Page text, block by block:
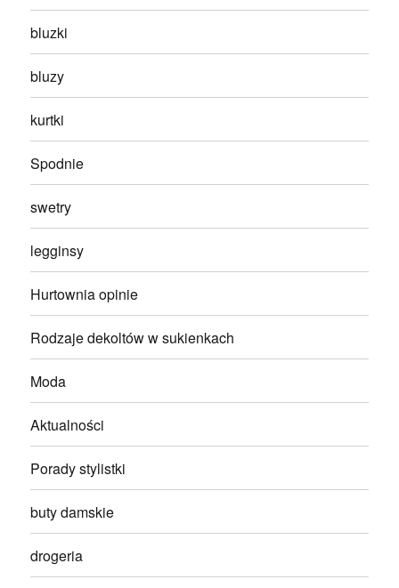
bluzki
bluzy
kurtki
Spodnie
swetry
legginsy
Hurtownia opinie
Rodzaje dekoltów w sukienkach
Moda
Aktualności
Porady stylistki
buty damskie
drogeria